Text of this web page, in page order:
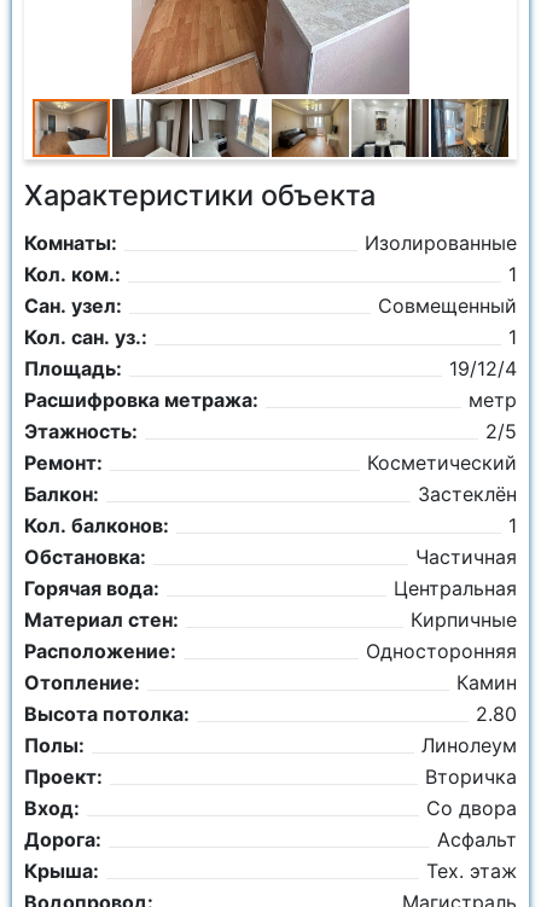
Характеристики объекта
Комнаты:
Изолированные
Кол. ком.:
1
Сан. узел:
Совмещенный
Кол. сан. уз.:
1
Площадь:
19/12/4
Расшифровка метража:
метр
Этажность:
2/5
Ремонт:
Косметический
Балкон:
Застеклён
Кол. балконов:
1
Обстановка:
Частичная
Горячая вода:
Центральная
Материал стен:
Кирпичные
Расположение:
Односторонняя
Отопление:
Камин
Высота потолка:
2.80
Полы:
Линолеум
Проект:
Вторичка
Вход:
Со двора
Дорога:
Асфальт
Крыша:
Тех. этаж
Водопровод:
Магистраль